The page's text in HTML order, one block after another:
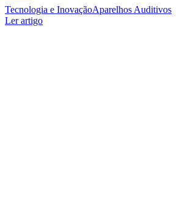
Tecnologia e InovaçãoAparelhos Auditivos
Ler artigo